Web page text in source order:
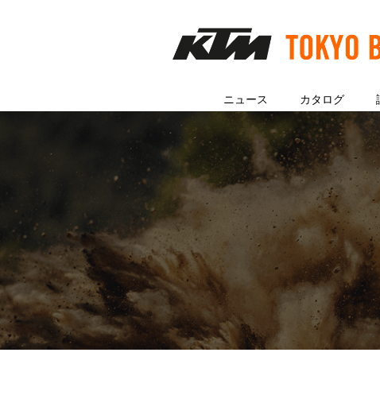
ニュース カタログ